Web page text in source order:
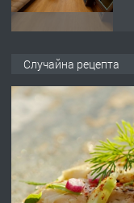
Случайна рецепта